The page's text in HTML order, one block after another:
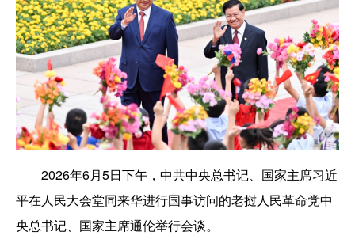
2026年6月5日下午，中共中央总书记、国家主席习近
平在人民大会堂同来华进行国事访问的老挝人民革命党中
央总书记、国家主席通伦举行会谈。